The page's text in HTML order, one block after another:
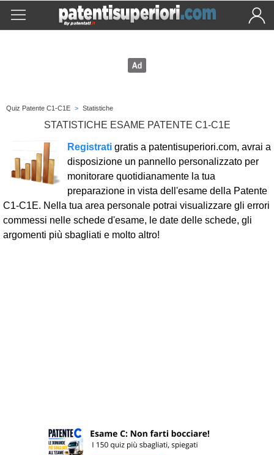
Quiz Patente C1-C1E > Statistiche
STATISTICHE ESAME PATENTE C1-C1E
Registrati gratis a patentisuperiori.com, avrai a
disposizione un pannello personalizzato per
monitorare quotidianamente la tua
preparazione in vista dell'esame della Patente
C1-C1E. Nella tua area personale potrai visualizzare gli errori
commessi nelle schede d'esame, le date delle schede, gli
argomenti più sbagliati e molto altro!